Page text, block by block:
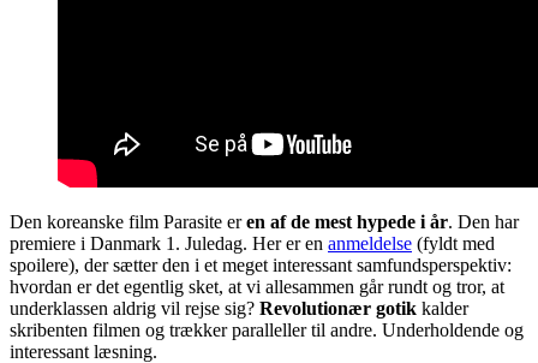
Den koreanske film Parasite eren af de mest hypede i år. Den har
premiere i Danmark 1. Juledag. Her er en anmeldelse (fyldt med
spoilere), der sætter den i et meget interessant samfundsperspektiv:
hvordan er det egentlig sket, at vi allesammen går rundt og tror, at
underklassen aldrig vil rejse sig? Revolutionær gotik kalder
skribenten filmen og trækker paralleller til andre. Underholdende og
interessant læsning.